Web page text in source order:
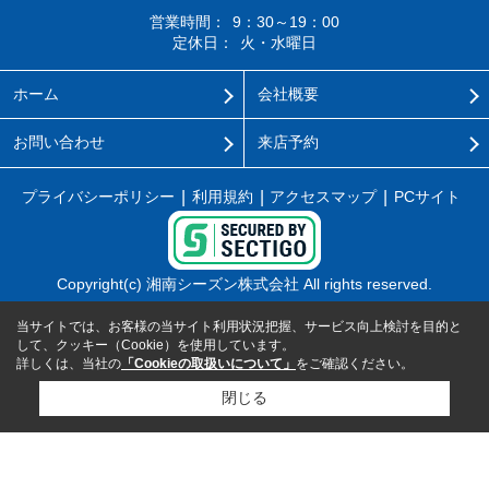
営業時間：
9：30～19：00
定休日：
火・水曜日
ホーム 会社概要
お問い合わせ 来店予約
プライバシーポリシー 利用規約 アクセスマップ PCサイト
Copyright(c) 湘南シーズン株式会社 All rights reserved.
当サイトでは、お客様の当サイト利用状況把握、サービス向上検討を目的と
して、クッキー（Cookie）を使用しています。
詳しくは、当社の 「Cookieの取扱いについて」 をご確認ください。
閉じる